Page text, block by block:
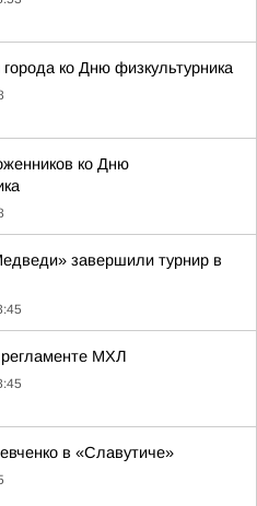
ко Дню физкультурника
ко Дню
завершили турнир в
МХЛ
в «Славутиче»